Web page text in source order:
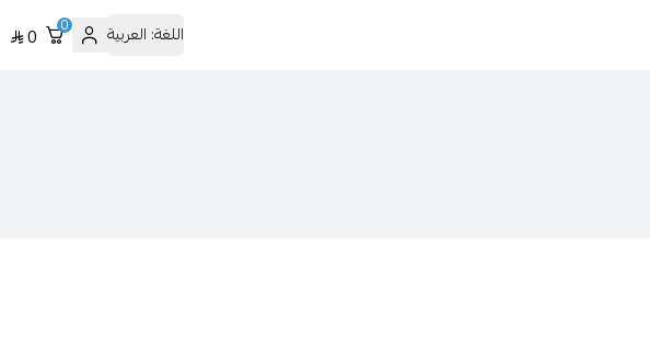
اللغة: العربية 0
0